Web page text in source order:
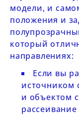
модели, и
положения и
который
направлениях:
Если вы
источником
и объектом